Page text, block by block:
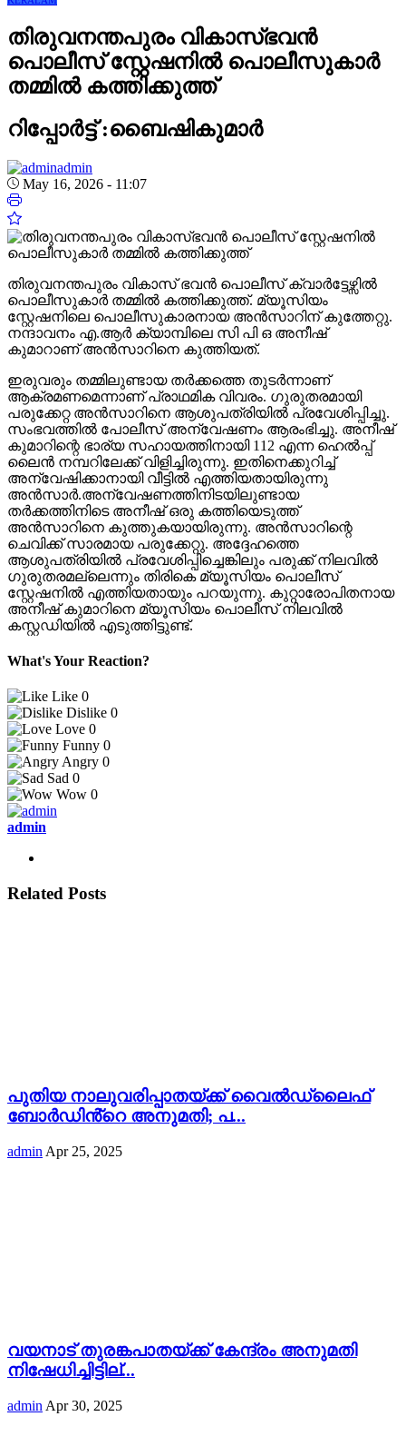
തിരുവനന്തപുരം വികാസ്ഭവൻ
പൊലീസ് സ്റ്റേഷനിൽ പൊലീസുകാർ
തമ്മിൽ കത്തിക്കുത്ത്
റിപ്പോർട്ട് :ബൈഷികുമാർ
admin
May 16, 2026 - 11:07
തിരുവനന്തപുരം വികാസ് ഭവൻ പൊലീസ് ക്വാർട്ടേഴ്സിൽ
പൊലീസുകാർ തമ്മിൽ കത്തിക്കുത്ത്. മ്യൂസിയം
സ്റ്റേഷനിലെ പൊലീസുകാരനായ അൻസാറിന് കുത്തേറ്റു.
നന്ദാവനം എ.ആർ ക്യാമ്പിലെ സി പി ഒ അനീഷ്
കുമാറാണ് അൻസാറിനെ കുത്തിയത്.
ഇരുവരും തമ്മിലുണ്ടായ തർക്കത്തെ തുടർന്നാണ്
ആക്രമണമെന്നാണ് പ്രാഥമിക വിവരം. ഗുരുതരമായി
പരുക്കേറ്റ അൻസാറിനെ ആശുപത്രിയിൽ പ്രവേശിപ്പിച്ചു.
സംഭവത്തിൽ പോലീസ് അന്വേഷണം ആരംഭിച്ചു. അനീഷ്
കുമാറിന്റെ ഭാര്യ സഹായത്തിനായി 112 എന്ന ഹെൽപ്പ്
ലൈൻ നമ്പറിലേക്ക് വിളിച്ചിരുന്നു. ഇതിനെക്കുറിച്ച്
അന്വേഷിക്കാനായി വീട്ടിൽ എത്തിയതായിരുന്നു
അൻസാർ.അന്വേഷണത്തിനിടയിലുണ്ടായ
തർക്കത്തിനിടെ അനീഷ് ഒരു കത്തിയെടുത്ത്
അൻസാറിനെ കുത്തുകയായിരുന്നു. അൻസാറിന്റെ
ചെവിക്ക് സാരമായ പരുക്കേറ്റു. അദ്ദേഹത്തെ
ആശുപത്രിയിൽ പ്രവേശിപ്പിച്ചെങ്കിലും പരുക്ക് നിലവിൽ
ഗുരുതരമല്ലെന്നും തിരികെ മ്യൂസിയം പൊലീസ്
സ്റ്റേഷനിൽ എത്തിയതായും പറയുന്നു. കുറ്റാരോപിതനായ
അനീഷ് കുമാറിനെ മ്യൂസിയം പൊലീസ് നിലവിൽ
കസ്റ്റഡിയിൽ എടുത്തിട്ടുണ്ട്.
What's Your Reaction?
Like 0
Dislike 0
Love 0
Funny 0
Angry 0
Sad 0
Wow 0
admin
Related Posts
പുതിയ നാലുവരിപ്പാതയ്ക്ക് വൈൽഡ്‌ലൈഫ്
ബോർഡിൻ്റെ അനുമതി; പ...
admin Apr 25, 2025
വയനാട് തുരങ്കപാതയ്ക്ക് കേന്ദ്രം അനുമതി
നിഷേധിച്ചിട്ടില്...
admin Apr 30, 2025